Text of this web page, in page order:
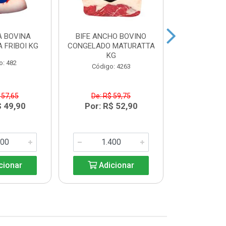
BOVINA
FRIBOI KG
482
57,65
49,90
BIFE ANCHO BOVINO
CONGELADO MATURATTA
KG
Código: 4263
De: R$ 59,75
Por: R$ 52,90
Adicionar